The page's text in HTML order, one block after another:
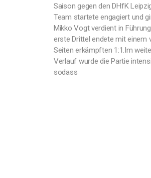
Saison gegen den DHfK
Team startete engagiert und
Mikko Vogt verdient in
erste Drittel endete mit einem
Seiten erkämpften 1:1.Im
Verlauf wurde die Partie
sodass